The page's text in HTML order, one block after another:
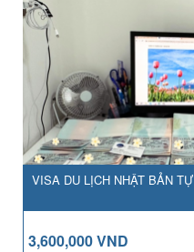
VISA DU LỊCH NHẬT BẢN
3,600,000 VND